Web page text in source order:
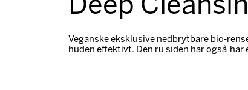
Deep
Veganske eksklusive nedbrytbare bio-
huden effektivt. Den ru siden har også har